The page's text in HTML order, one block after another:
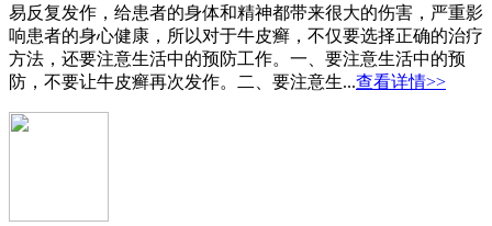
易反复发作，给患者的身体和精神都带来很大的伤害，严重影
响患者的身心健康，所以对于牛皮癣，不仅要选择正确的治疗
方法，还要注意生活中的预防工作。一、要注意生活中的预
防，不要让牛皮癣再次发作。二、要注意生...查看详情>>